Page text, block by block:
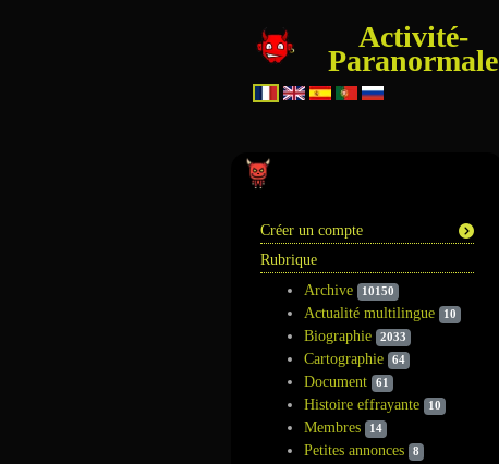
Activité-
Paranormale
Créer un compte
Rubrique
Archive
10150
Actualité multilingue 10
Biographie 2033
Cartographie 64
Document 61
Histoire effrayante 10
Membres 14
Petites annonces 8